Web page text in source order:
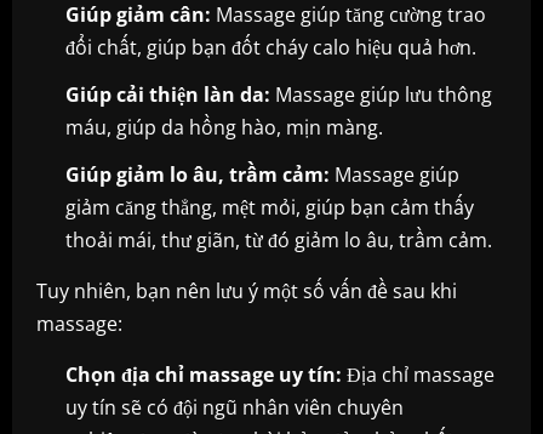
Giúp giảm cân: Massage giúp tăng cường trao
đổi chất, giúp bạn đốt cháy calo hiệu quả hơn.
Giúp cải thiện làn da: Massage giúp lưu thông
máu, giúp da hồng hào, mịn màng.
Giúp giảm lo âu, trầm cảm: Massage giúp
giảm căng thẳng, mệt mỏi, giúp bạn cảm thấy
thoải mái, thư giãn, từ đó giảm lo âu, trầm cảm.
Tuy nhiên, bạn nên lưu ý một số vấn đề sau khi
massage:
Chọn địa chỉ massage uy tín: Địa chỉ massage
uy tín sẽ có đội ngũ nhân viên chuyên